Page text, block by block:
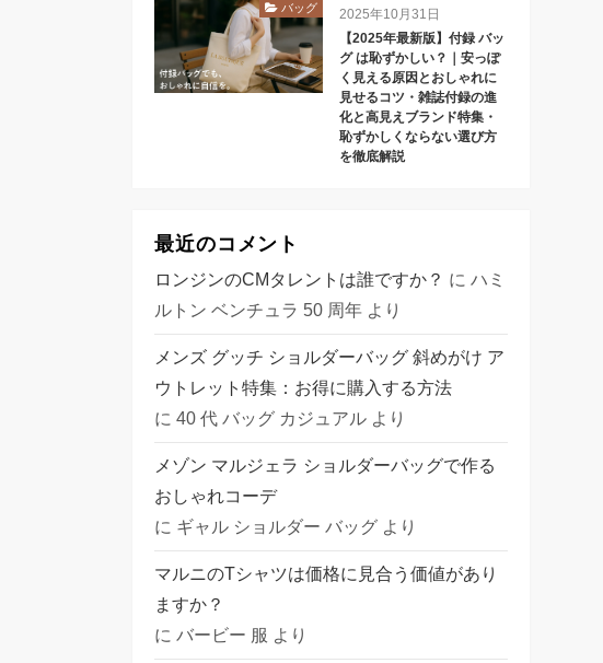
バッグ
2025年10月31日
【2025年最新版】付録 バッ
グ は恥ずかしい？｜安っぽ
く見える原因とおしゃれに
見せるコツ・雑誌付録の進
化と高見えブランド特集・
恥ずかしくならない選び方
を徹底解説
最近のコメント
ロンジンのCMタレントは誰ですか？ に ハミ
ルトン ベンチュラ 50 周年より
メンズ グッチ ショルダーバッグ 斜めがけ ア
ウトレット特集：お得に購入する方法
に 40 代 バッグ カジュアルより
メゾン マルジェラ ショルダーバッグで作る
おしゃれコーデ
に ギャル ショルダー バッグより
マルニのTシャツは価格に見合う価値があり
ますか？
に バービー 服 より